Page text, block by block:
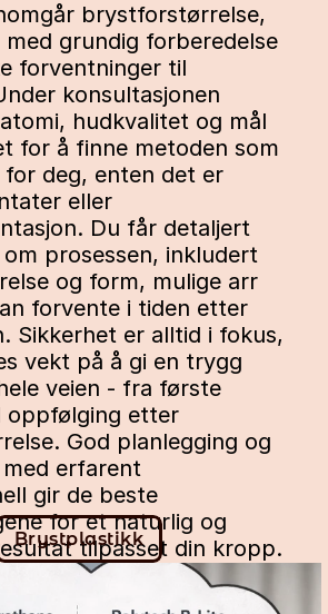
brystforstørrelse,
grundig forberedelse
forventninger til
konsultasjonen
hudkvalitet og mål
for å finne metoden som
for deg, enten det er
eller
Du får detaljert
prosessen, inkludert
og form, mulige arr
forvente i tiden etter
Sikkerhet er alltid i fokus,
vekt på å gi en trygg
veien - fra første
oppfølging etter
God planlegging og
erfarent
gir de beste
for et naturlig og
tilpasset din kropp.
Brystplastikk